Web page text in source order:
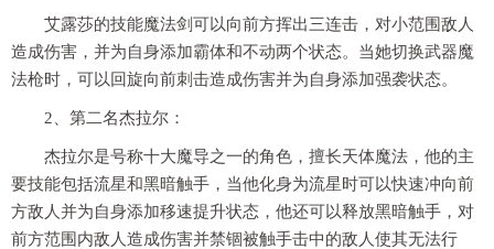
艾露莎的技能魔法剑可以向前方挥出三连击，对小范围敌人
造成伤害，并为自身添加霸体和不动两个状态。当她切换武器魔
法枪时，可以回旋向前刺击造成伤害并为自身添加强袭状态。
2、第二名杰拉尔：
杰拉尔是号称十大魔导之一的角色，擅长天体魔法，他的主
要技能包括流星和黑暗触手，当他化身为流星时可以快速冲向前
方敌人并为自身添加移速提升状态，他还可以释放黑暗触手，对
前方范围内敌人造成伤害并禁锢被触手击中的敌人使其无法行